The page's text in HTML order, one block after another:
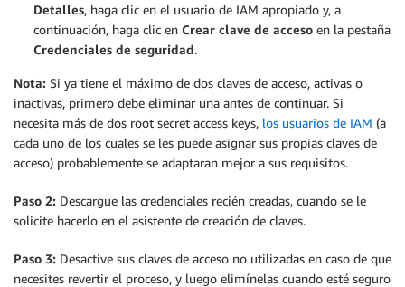
Detalles, haga clic en el usuario de IAM apropiado y, a
continuación, haga clic en Crear clave de acceso en la pestaña
Credenciales de seguridad.
Nota: Si ya tiene el máximo de dos claves de acceso, activas o
inactivas, primero debe eliminar una antes de continuar. Si
necesita más de dos root secret access keys, los usuarios de IAM (a
cada uno de los cuales se les puede asignar sus propias claves de
acceso) probablemente se adaptaran mejor a sus requisitos.
Paso 2: Descargue las credenciales recién creadas, cuando se le
solicite hacerlo en el asistente de creación de claves.
Paso 3: Desactive sus claves de acceso no utilizadas en caso de que
necesites revertir el proceso, y luego elimínelas cuando esté seguro